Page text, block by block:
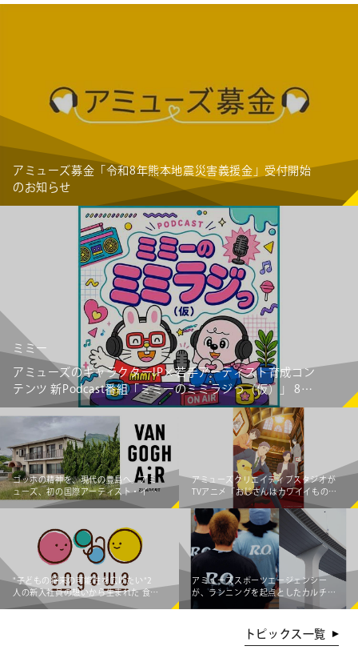
アミューズ募金「令和8年熊本地震災害義援金」受付開始
のお知らせ
ミミー
アミューズのキャラクターIP×若手アーティスト育成コン
テンツ 新Podcast番組「ミミーのミミラジっ（仮）」 8月
6日（木）より配信スタート！
ゴッホの精神を、現代の豊島へ。アミ
ューズ、初の国際アーティスト・イ
ン・レジデンス「Van Gogh AiR -
手アーティスト3組が豊島の暮らしと
交差し、新たな価値を創造する～
アミューズクリエイティブスタジオが
TVアニメ「おじさんはカワイイものが
お好き。」をプロデュース
"子どもの将来の可能性を広げたい"2
人の新入社員の想いから生まれた 食事
×エンタメ体験支援企画「engawa 夏
アミューズスポーツエージェンシー
が、ランニングを起点としたカルチャ
ークリエイティブプロダクショ
トピックス一覧